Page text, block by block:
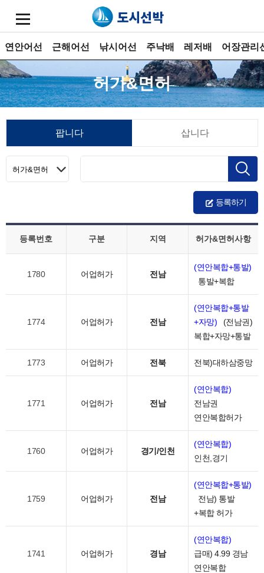
연안어선 근해어선 낚시어선 주낙배 레저배 어장관리
허가&면허
팝니다 삽니다
등록하기
등록번호 구분 지역 허가&면허사항
1780 어업허가 전남
(연안복합+통발)
통발+복합
1774 어업허가 전남
(연안복합+통발
+자망)
(전남권)
복합+자망+통발
1773 어업허가 전북 전북)대하삼중망
1771 어업허가 전남
(연안복합)
전남권
연안복합허가
1760 어업허가 경기/인천
(연안복합)
인천,경기
1759 어업허가 전남
(연안복합+통발)
전남) 통발
+복합 허가
1741 어업허가 경남
(연안복합)
급매) 4.99 경남
연안복합